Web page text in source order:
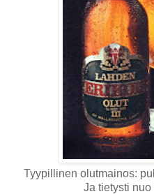
Tyypillinen olutmainos:
Ja tietysti